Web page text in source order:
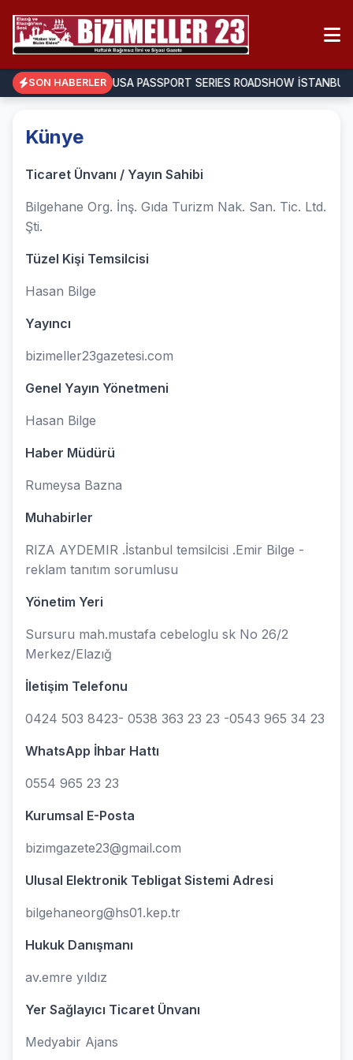
SON HABERLERIMDO, IIUSA PASSPORT SERIES ROADSHOW
Künye
Ticaret Ünvanı / Yayın Sahibi
Bilgehane Org. İnş. Gıda Turizm Nak. San. Tic. Ltd.
Şti.
Tüzel Kişi Temsilcisi
Hasan Bilge
Yayıncı
bizimeller23gazetesi.com
Genel Yayın Yönetmeni
Hasan Bilge
Haber Müdürü
Rumeysa Bazna
Muhabirler
RIZA AYDEMIR .İstanbul temsilcisi .Emir Bilge -
reklam tanıtım sorumlusu
Yönetim Yeri
Sursuru mah.mustafa cebeloglu sk No 26/2
Merkez/Elazığ
İletişim Telefonu
0424 503 8423- 0538 363 23 23 -0543 965 34 23
WhatsApp İhbar Hattı
0554 965 23 23
Kurumsal E-Posta
bizimgazete23@gmail.com
Ulusal Elektronik Tebligat Sistemi Adresi
bilgehaneorg@hs01.kep.tr
Hukuk Danışmanı
av.emre yıldız
Yer Sağlayıcı Ticaret Ünvanı
Medyabir Ajans